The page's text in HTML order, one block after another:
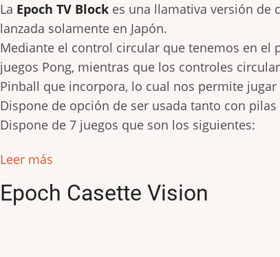
La Epoch TV Block es una llamativa versión de
lanzada solamente en Japón.
Mediante el control circular que tenemos en el
juegos Pong, mientras que los controles
Pinball que incorpora, lo cual nos permite
Dispone de opción de ser usada tanto con
Dispone de 7 juegos que son los siguientes:
Leer más
Epoch Casette Vision